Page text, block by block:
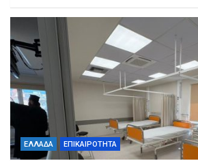
ΕΛΛΑΔΑ ΕΠΙΚΑΙΡΟΤΗΤΑ